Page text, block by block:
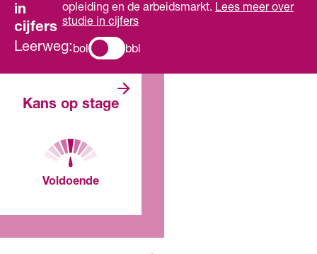
in
cijfers
opleiding en de arbeidsmarkt. Lees meer over
studie in cijfers
Leerweg: bol bbl
Kans op stage
Voldoende
stageplaatsen.
Voor deze opleiding, in dit
Lees meer over de